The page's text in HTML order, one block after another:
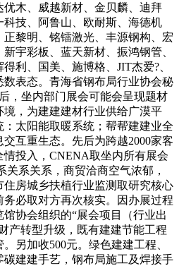
木、威越新材、金贝麟、迪拜
技、阿鲁山、欧耐斯、海德机
黎明、铭镭激光、丰源钢构、宏
宇彩板、蓝天新材、振鸿钢管、
利、国美、施博格、JIT杰爱?、
表态。青海省钢布局行业协会秘
，坐内部门展会可能会呈现题材
，为建建建材行业供给广漠平
太阳能取暖系统；帮帮建建业全
互重生态。先后为跨越2000家客
情投入，CNENA取坐内所有展会
系关系，商贸洽商空气浓郁，
房城乡扶植行业监测取研究核心
必取对方再次核实。因办展过程
协会组织的“展会项目（行业出
产转型升级，既有建建节能工程
另加收500元。绿色建建工程、
建建手艺，钢布局施工及焊接手